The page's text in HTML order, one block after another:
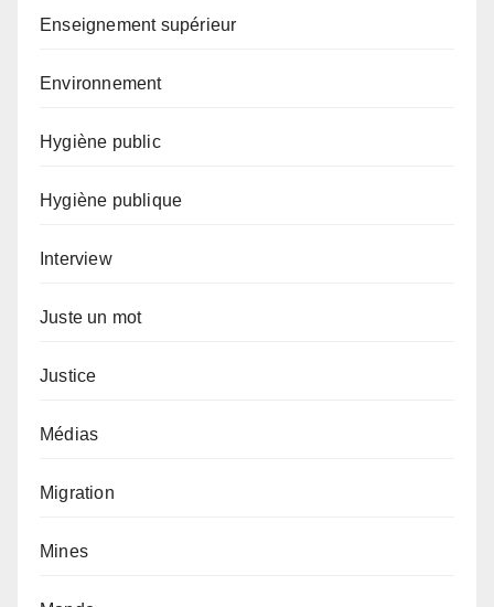
Enseignement supérieur
Environnement
Hygiène public
Hygiène publique
Interview
Juste un mot
Justice
Médias
Migration
Mines